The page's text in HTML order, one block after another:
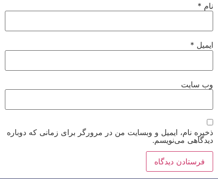
نام *
ایمیل *
وب‌ سایت
ذخیره نام، ایمیل و وبسایت من در مرورگر برای زمانی که دوباره
دیدگاهی می‌نویسم.